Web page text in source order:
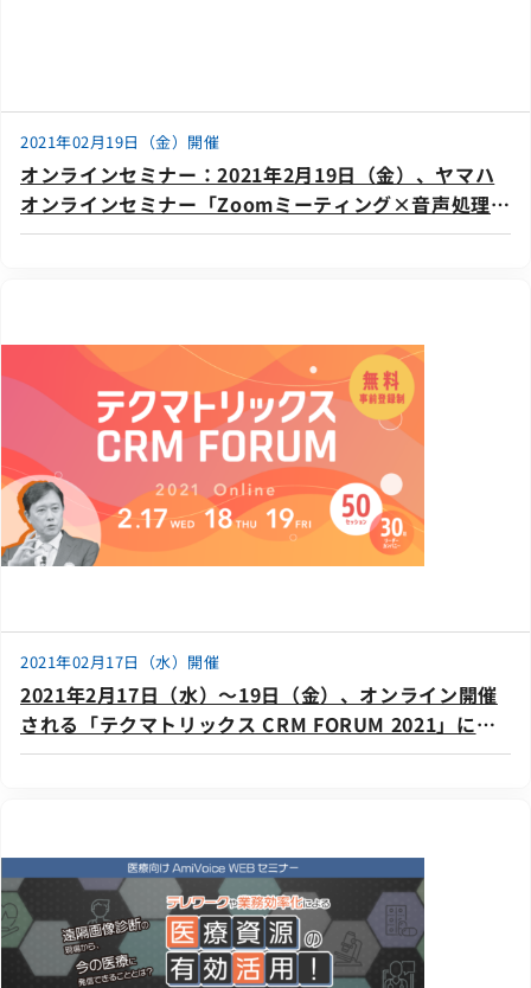
2021年02月19日（金）開催
オンラインセミナー：2021年2月19日（金）、ヤマハ
オンラインセミナー「Zoomミーティング×音声処理技
術で、カンタン字幕表示＜実践編＞」に登壇いたしま
2021年02月17日（水）開催
2021年2月17日（水）～19日（金）、オンライン開催
される「テクマトリックス CRM FORUM 2021」に出
展いたします。